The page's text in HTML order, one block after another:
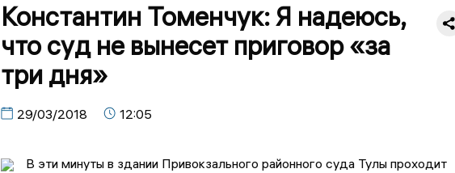
Константин Томенчук: Я надеюсь,
что суд не вынесет приговор «за
три дня»
29/03/2018 12:05
В эти минуты в здании Привокзального районного суда Тулы проходит